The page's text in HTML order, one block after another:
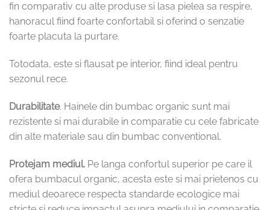
fin comparativ cu alte produse si lasa pielea sa respire,
hanoracul fiind foarte confortabil si oferind o senzatie
foarte placuta la purtare.
Totodata, este si flausat pe interior, fiind ideal pentru
sezonul rece.
Durabilitate. Hainele din bumbac organic sunt mai
rezistente si mai durabile in comparatie cu cele fabricate
din alte materiale sau din bumbac conventional.
Protejam mediul. Pe langa confortul superior pe care il
ofera bumbacul organic, acesta este si mai prietenos cu
mediul deoarece respecta standarde ecologice mai